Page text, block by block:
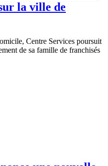
la ville de
Centre Services poursuit
de sa famille de franchisés